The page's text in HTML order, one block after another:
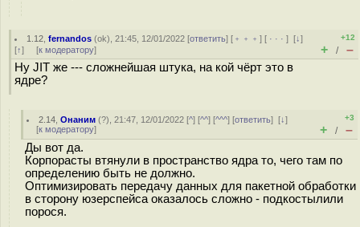
1.12 ,fernandos (ok), 21:45, 12/01/2022 [ответить] [ ﹢﹢﹢] [ · · ·][↓]
[↑] [к модератору]
+12
+ / –
Ну JIT же --- сложнейшая штука, на кой чёрт это в
ядре?
2.14 ,Онаним (?), 21:47, 12/01/2022 [^] [^^] [^^^] [ответить][↓]
[к модератору]
+3
+ / –
Ды вот да.
Корпорасты втянули в пространство ядра то, чего там по
определению быть не должно.
Оптимизировать передачу данных для пакетной обработки
в сторону юзерспейса оказалось сложно - подкостылили
порося.